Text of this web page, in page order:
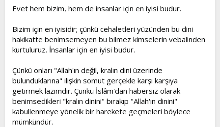
Evet hem bizim, hem de insanlar için en iyisi budur.
Bizim için en iyisidir; çünkü cehaletleri yüzünden bu dini
hakikatte benimsemeyen bu bilmez kimselerin vebalinden
kurtuluruz. İnsanlar için en iyisi budur.
Çünkü onları "Allah'ın değil, kralın dini üzerinde
bulunduklarına" ilişkin somut gerçekle karşı karşıya
getirmek lazımdır. Çünkü İslâm'dan habersiz olarak
benimsedikleri "kralın dinini" bırakıp "Allah'ın dinini"
kabullenmeye yönelik bir harekete geçmeleri böylece
mümkündür.